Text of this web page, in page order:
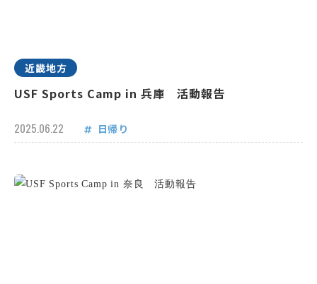
近畿地方
USF Sports Camp in 兵庫 活動報告
2025.06.22 日帰り